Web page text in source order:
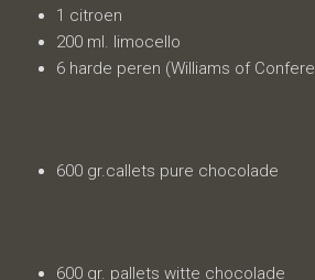
1 citroen
200 ml. limocello
6 harde peren (Williams of
600 gr.callets pure chocolade
600 gr. pallets witte chocolade